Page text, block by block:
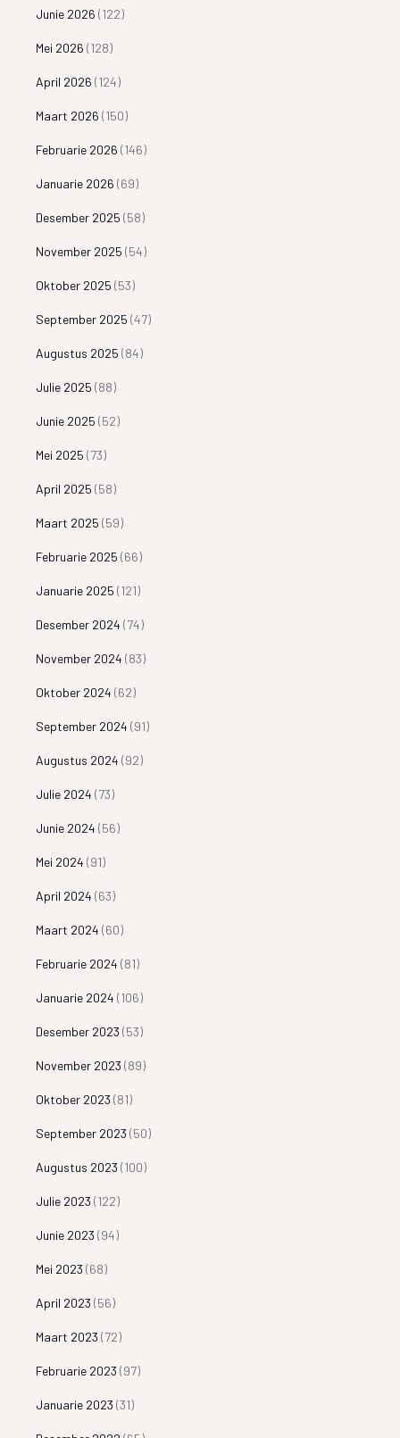
Junie 2026 (122)
Mei 2026 (128)
April 2026 (124)
Maart 2026 (150)
Februarie 2026 (146)
Januarie 2026 (69)
Desember 2025 (58)
November 2025 (54)
Oktober 2025 (53)
September 2025 (47)
Augustus 2025 (84)
Julie 2025 (88)
Junie 2025 (52)
Mei 2025 (73)
April 2025 (58)
Maart 2025 (59)
Februarie 2025 (66)
Januarie 2025 (121)
Desember 2024 (74)
November 2024 (83)
Oktober 2024 (62)
September 2024 (91)
Augustus 2024 (92)
Julie 2024 (73)
Junie 2024 (56)
Mei 2024 (91)
April 2024 (63)
Maart 2024 (60)
Februarie 2024 (81)
Januarie 2024 (106)
Desember 2023 (53)
November 2023 (89)
Oktober 2023 (81)
September 2023 (50)
Augustus 2023 (100)
Julie 2023 (122)
Junie 2023 (94)
Mei 2023 (68)
April 2023 (56)
Maart 2023 (72)
Februarie 2023 (97)
Januarie 2023 (31)